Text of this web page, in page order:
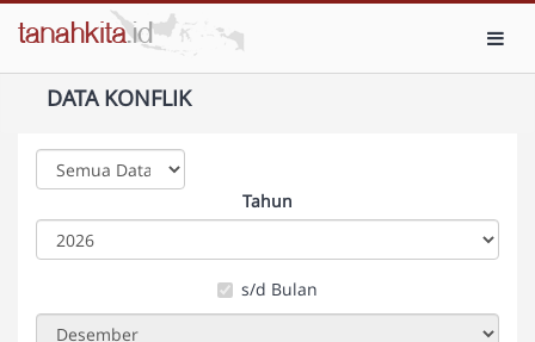
DATA KONFLIK
Tahun
s/d Bulan